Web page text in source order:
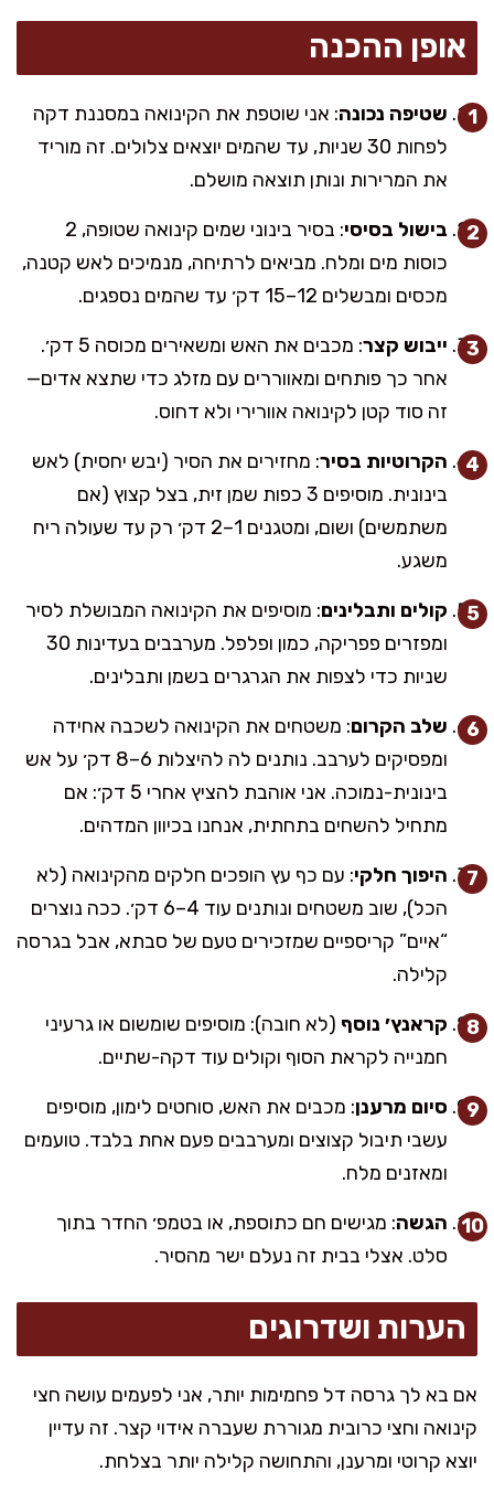
אופן ההכנה
שטיפה נכונה: אני שוטפת את הקינואה במסננת דקה
לפחות 30 שניות, עד שהמים יוצאים צלולים. זה מוריד
את המרירות ונותן תוצאה מושלם.
בישול בסיסי
: בסיר בינוני שמים קינואה שטופה, 2
כוסות מים ומלח. מביאים לרתיחה, מנמיכים לאש קטנה,
מכסים ומבשלים 12–15 דק׳ עד שהמים נספגים.
ייבוש קצר
: מכבים את האש ומשאירים מכוסה 5 דק׳.
אחר כך פותחים ומאווררים עם מזלג כדי שתצא אדים—
זה סוד קטן לקינואה אוורירי ולא דחוס.
הקרוטיות בסיר: מחזירים את הסיר (יבש יחסית) לאש
בינונית. מוסיפים 3 כפות שמן זית, בצל קצוץ (אם
משתמשים) ושום, ומטגנים 1–2 דק׳ רק עד שעולה ריח
משגע.
קולים ותבלינים: מוסיפים את הקינואה המבושלת לסיר
ומפזרים פפריקה, כמון ופלפל. מערבבים בעדינות 30
שניות כדי לצפות את הגרגרים בשמן ותבלינים.
שלב הקרום: משטחים את הקינואה לשכבה אחידה
ומפסיקים לערבב. נותנים לה להיצלות 6–8 דק׳ על אש
בינונית-נמוכה. אני אוהבת להציץ אחרי 5 דק׳: אם
מתחיל להשחים בתחתית, אנחנו בכיוון המדהים.
היפוך חלקי: עם כף עץ הופכים חלקים מהקינואה (לא
הכל), שוב משטחים ונותנים עוד 4–6 דק׳. ככה נוצרים
“איים” קריספיים שמזכירים טעם של סבתא, אבל בגרסה
קלילה.
קראנץ׳ נוסף (לא חובה): מוסיפים שומשום או גרעיני
חמנייה לקראת הסוף וקולים עוד דקה-שתיים.
סיום מרענן: מכבים את האש, סוחטים לימון, מוסיפים
עשבי תיבול קצוצים ומערבבים פעם אחת בלבד. טועמים
ומאזנים מלח.
הגשה: מגישים חם כתוספת, או בטמפ׳ החדר בתוך
סלט. אצלי בבית זה נעלם ישר מהסיר.
הערות ושדרוגים
אם בא לך גרסה דל פחמימות יותר, אני לפעמים עושה חצי
קינואה וחצי כרובית מגוררת שעברה אידוי קצר. זה עדיין
יוצא קרוטי ומרענן, והתחושה קלילה יותר בצלחת.